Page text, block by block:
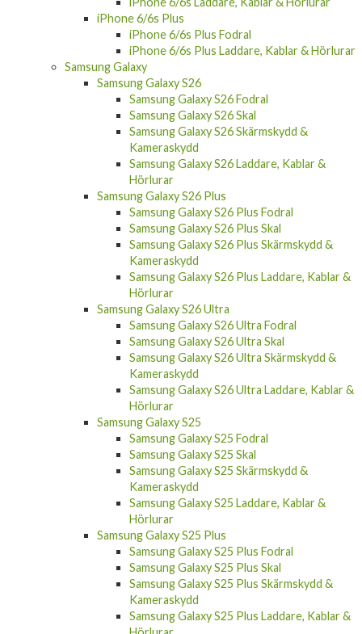
iPhone 6/6s Plus
iPhone 6/6s Plus Fodral
iPhone 6/6s Plus Laddare, Kablar & Hörlurar
Samsung Galaxy
Samsung Galaxy S26
Samsung Galaxy S26 Fodral
Samsung Galaxy S26 Skal
Samsung Galaxy S26 Skärmskydd &
Kameraskydd
Samsung Galaxy S26 Laddare, Kablar &
Hörlurar
Samsung Galaxy S26 Plus
Samsung Galaxy S26 Plus Fodral
Samsung Galaxy S26 Plus Skal
Samsung Galaxy S26 Plus Skärmskydd &
Kameraskydd
Samsung Galaxy S26 Plus Laddare, Kablar &
Hörlurar
Samsung Galaxy S26 Ultra
Samsung Galaxy S26 Ultra Fodral
Samsung Galaxy S26 Ultra Skal
Samsung Galaxy S26 Ultra Skärmskydd &
Kameraskydd
Samsung Galaxy S26 Ultra Laddare, Kablar &
Hörlurar
Samsung Galaxy S25
Samsung Galaxy S25 Fodral
Samsung Galaxy S25 Skal
Samsung Galaxy S25 Skärmskydd &
Kameraskydd
Samsung Galaxy S25 Laddare, Kablar &
Hörlurar
Samsung Galaxy S25 Plus
Samsung Galaxy S25 Plus Fodral
Samsung Galaxy S25 Plus Skal
Samsung Galaxy S25 Plus Skärmskydd &
Kameraskydd
Samsung Galaxy S25 Plus Laddare, Kablar &